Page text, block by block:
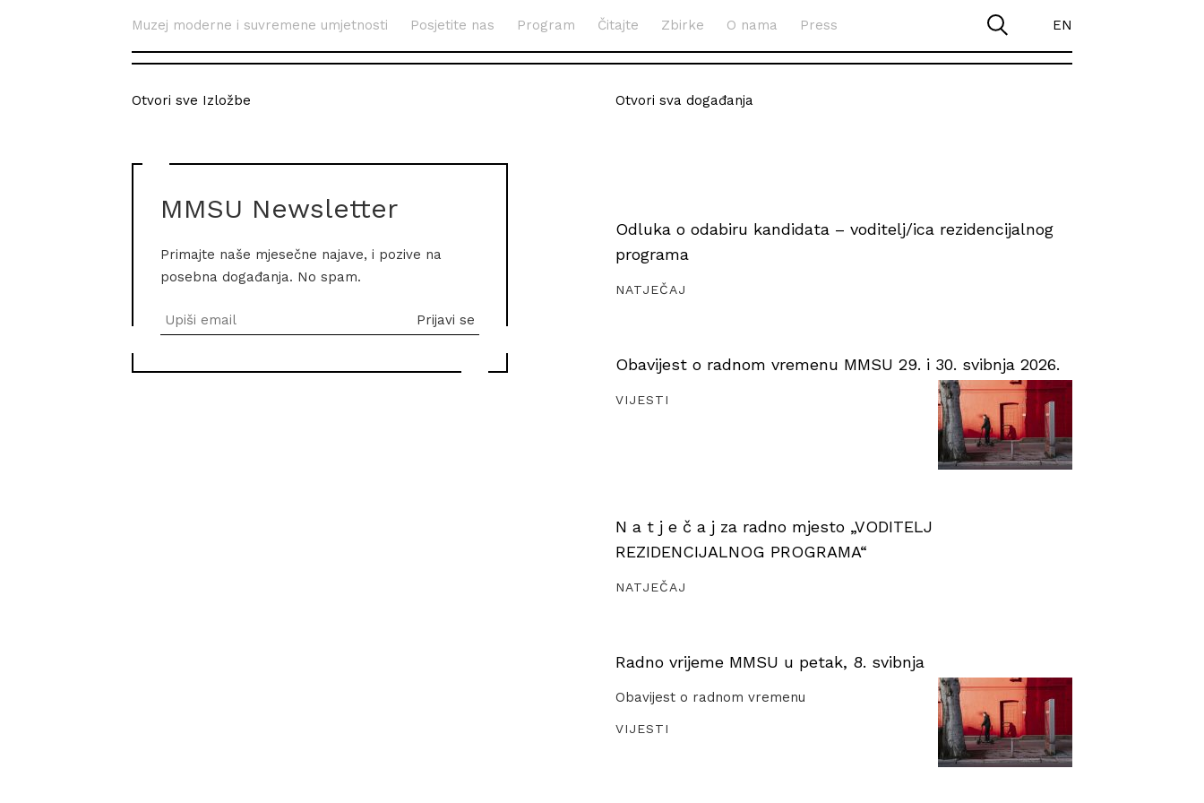
Muzej moderne i suvremene umjetnosti Posjetite nas Program Čitajte Zbirke O nama Press EN
Otvori sve Izložbe
MMSU Newsletter
Primajte naše mjesečne najave, i pozive na
posebna događanja. No spam.
Otvori sva događanja
Odluka o odabiru kandidata – voditelj/ica rezidencijalnog
programa
NATJEČAJ
Obavijest o radnom vremenu MMSU 29. i 30. svibnja 2026.
VIJESTI
N a t j e č a j za radno mjesto „VODITELJ
REZIDENCIJALNOG PROGRAMA“
NATJEČAJ
Radno vrijeme MMSU u petak, 8. svibnja
Obavijest o radnom vremenu
VIJESTI